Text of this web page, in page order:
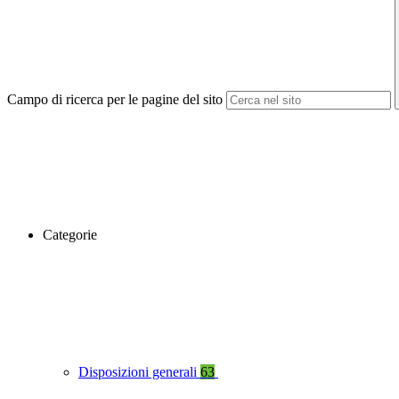
Campo di ricerca per le pagine del sito
Categorie
Disposizioni generali 63